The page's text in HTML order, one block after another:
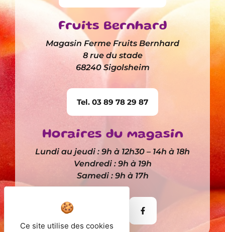
Fruits Bernhard
Magasin Ferme Fruits Bernhard
8 rue du stade
68240 Sigolsheim
Tel. 03 89 78 29 87
Horaires du magasin
Lundi au jeudi : 9h à 12h30 – 14h à 18h
Vendredi : 9h à 19h
Samedi : 9h à 17h
Ce site utilise des cookies